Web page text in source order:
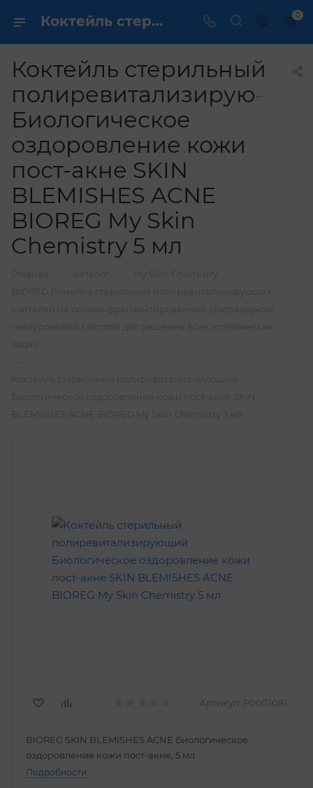
Коктейль стерильный полиревитализирующий Биологическое оздоровление кожи пост-акне SKIN BLEMISHES ACNE BIOREG My Skin Chemistry 5 мл купить по выгодной цене в интернет магазине 0
Коктейль стерильный
полиревитализирующий
Биологическое
оздоровление кожи
пост-акне SKIN
BLEMISHES ACNE
BIOREG My Skin
Chemistry 5 мл
Артикул: P0001081
BIOREG SKIN BLEMISHES ACNE Биологическое
оздоровление кожи пост-акне, 5 мл.
Подробности